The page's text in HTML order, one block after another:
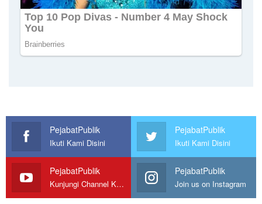
PejabatPublik
Ikuti Kami Disini
PejabatPublik
Ikuti Kami Disini
PejabatPublik
Kunjungi Channel Kami
PejabatPublik
Join us on Instagram